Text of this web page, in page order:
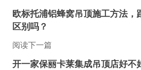
欧标托浦铝蜂窝吊顶施工方法，
区别吗？
阅读下一篇
开一家保丽卡莱集成吊顶店好不